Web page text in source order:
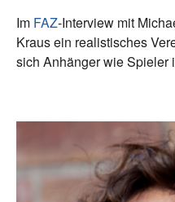
Im FAZ-Interview mit
Kraus ein realistisches
sich Anhänger wie Spieler